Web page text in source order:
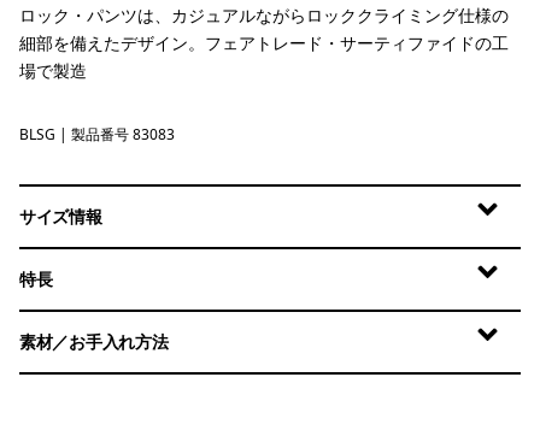
ロック・パンツは、カジュアルながらロッククライミング仕様の
細部を備えたデザイン。フェアトレード・サーティファイドの工
場で製造
Blue Sage
BLSG | 製品番号 83083
サイズ情報
特長
素材／お手入れ方法